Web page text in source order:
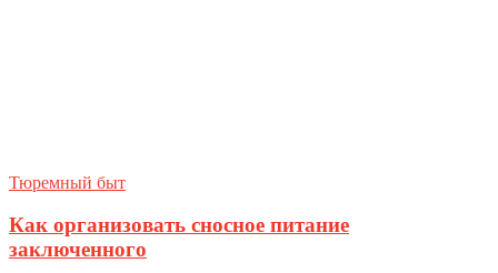
Тюремный быт
Как организовать сносное питание
заключенного